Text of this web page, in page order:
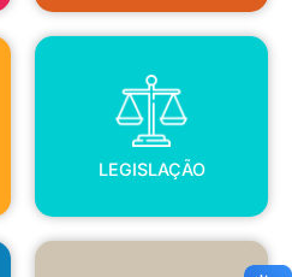
LEGISLAÇÃO
LEGISLAÇÃO